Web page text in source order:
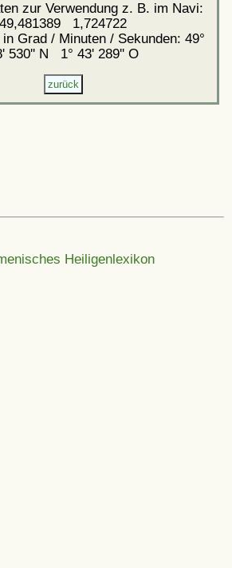
zur Verwendung z. B. im Navi:
49,481389 1,724722
Grad / Minuten / Sekunden: 49°
530'' N 1° 43' 289'' O
Heiligenlexikon